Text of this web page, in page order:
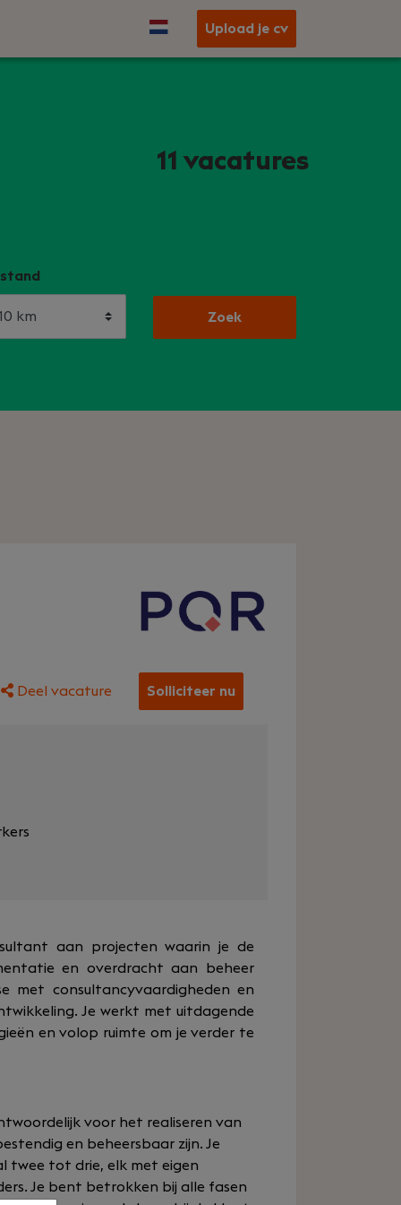
Upload je cv
11 vacatures
Zoek
Deel vacature Solliciteer nu
aan projecten waarin je de
en overdracht aan beheer
met consultancyvaardigheden en
Je werkt met uitdagende
en volop ruimte om je verder te
voor het realiseren van
en beheersbaar zijn. Je
twee tot drie, elk met eigen
Je bent betrokken bij alle fasen